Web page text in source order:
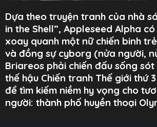
Dựa theo truyện tranh của nhà
in the Shell”, Appleseed Alpha
xoay quanh một nữ chiến binh
và đồng sự cyborg (nửa người,
Briareos phải chiến đấu sống
thế hậu Chiến tranh Thế giới thứ
để tìm kiếm niềm hy vọng cho
người: thành phố huyền thoại